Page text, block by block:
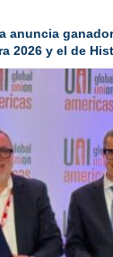
anuncia
2026 y el de